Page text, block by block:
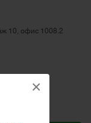
×
10, офис 1008.2